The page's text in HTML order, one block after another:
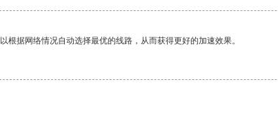
据网络情况自动选择最优的线路，从而获得更好的加速效果。